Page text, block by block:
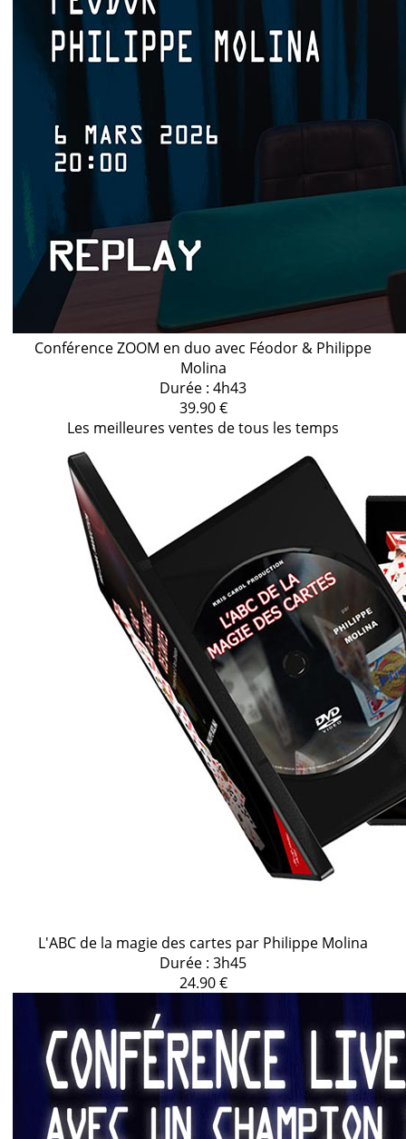
Conférence ZOOM en duo avec Féodor & Philippe
Molina
Durée : 4h43
39.90 €
Les meilleures ventes de tous les temps
L'ABC de la magie des cartes par Philippe Molina
Durée : 3h45
24.90 €